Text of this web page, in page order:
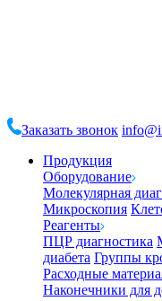
Заказать звонок
Продукция
Оборудование
Молекулярная
Микроскопия
Реагенты
ПЦР диагностика
диабета Группы
Расходные
Наконечники для